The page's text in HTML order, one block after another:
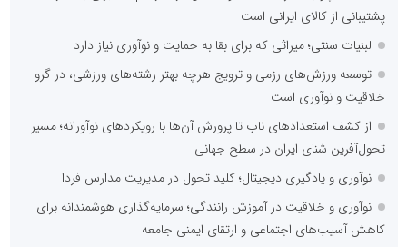
پشتیبانی از کالای ایرانی است
لبنیات سنتی؛ میراثی که برای بقا به حمایت و نوآوری نیاز دارد
توسعه ورزش‌های رزمی و ترویج هرچه بهتر رشته‌های ورزشی، در گرو
خلاقیت و نوآوری است
از کشف استعدادهای ناب تا پرورش آن‌ها با رویکردهای نوآورانه؛ مسیر
تحول‌آفرین شنای ایران در سطح جهانی
نوآوری و یادگیری دیجیتال؛ کلید تحول در مدیریت مدارس فردا
نوآوری و خلاقیت در آموزش رانندگی؛ سرمایه‌گذاری هوشمندانه برای
کاهش آسیب‌های اجتماعی و ارتقای ایمنی جامعه